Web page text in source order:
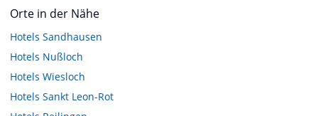
Orte in der Nähe
Hotels Sandhausen
Hotels Nußloch
Hotels Wiesloch
Hotels Sankt Leon-Rot